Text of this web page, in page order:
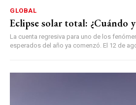
GLOBAL
Eclipse solar total: ¿Cuándo y
La cuenta regresiva para uno de los
esperados del año ya comenzó. El 12 de